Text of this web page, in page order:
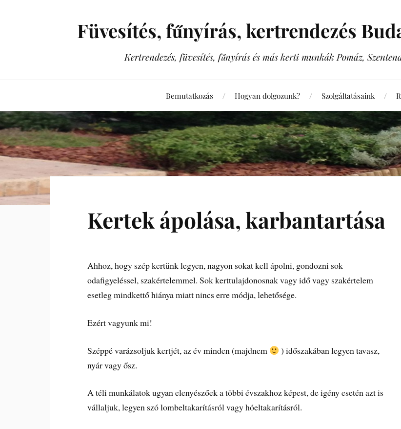
Füvesítés, fűnyírás, kertrendezés
Kertrendezés, füvesítés, fűnyírás és más kerti munkák Pomáz,
Bemutatkozás Hogyan dolgozunk? Szolgáltatásaink
Kertek ápolása, karbantartása
Ahhoz, hogy szép kertünk legyen, nagyon sokat kell ápolni, gondozni sok
odafigyeléssel, szakértelemmel. Sok kerttulajdonosnak vagy idő vagy szakértelem
esetleg mindkettő hiánya miatt nincs erre módja, lehetősége.
Ezért vagyunk mi!
Széppé varázsoljuk kertjét, az év minden (majdnem
) időszakában legyen tavasz,
nyár vagy ősz.
A téli munkálatok ugyan elenyészőek a többi évszakhoz képest, de igény esetén azt is
vállaljuk, legyen szó lombeltakarításról vagy hóeltakarításról.